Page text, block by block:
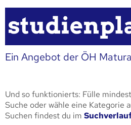
Ein Angebot der ÖH
Und so funktionierts: Fülle
Suche oder wähle eine Kategorie
Suchen findest du im